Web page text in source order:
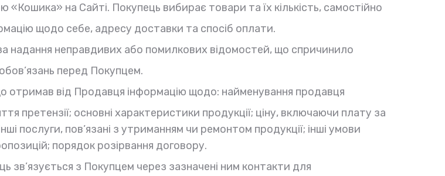
на Сайті. Покупець вибирає товари та їх кількість, самостійно
щодо себе, адресу доставки та спосіб оплати.
надання неправдивих або помилкових відомостей, що спричинило
перед Покупцем.
отримав від Продавця інформацію щодо: найменування продавця
претензії; основні характеристики продукції; ціну, включаючи плату за
послуги, пов’язані з утриманням чи ремонтом продукції; інші умови
порядок розірвання договору.
зв’язується з Покупцем через зазначені ним контакти для
×